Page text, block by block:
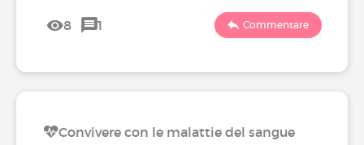
8 1 Commentare
Convivere con le malattie del sangue